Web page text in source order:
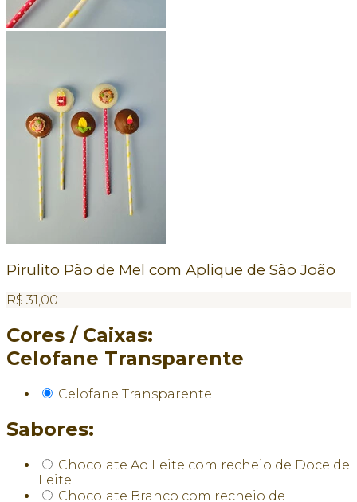
Pirulito Pão de Mel com Aplique de São João
R$ 31,00
Cores / Caixas:
Celofane Transparente
Celofane Transparente
Sabores:
Chocolate Ao Leite com recheio de Doce de
Leite
Chocolate Branco com recheio de